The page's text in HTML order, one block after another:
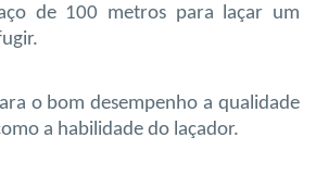
de 100 metros para laçar um
o bom desempenho a qualidade
a habilidade do laçador.